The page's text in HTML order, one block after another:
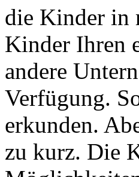
die Kinder in
Kinder Ihren
andere
Verfügung.
erkunden.
zu kurz. Die